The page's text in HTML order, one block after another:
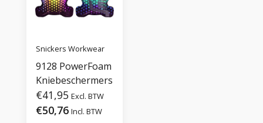
Snickers Workwear
9128 PowerFoam
Kniebeschermers
€41,95 Excl. BTW
€50,76 Incl. BTW